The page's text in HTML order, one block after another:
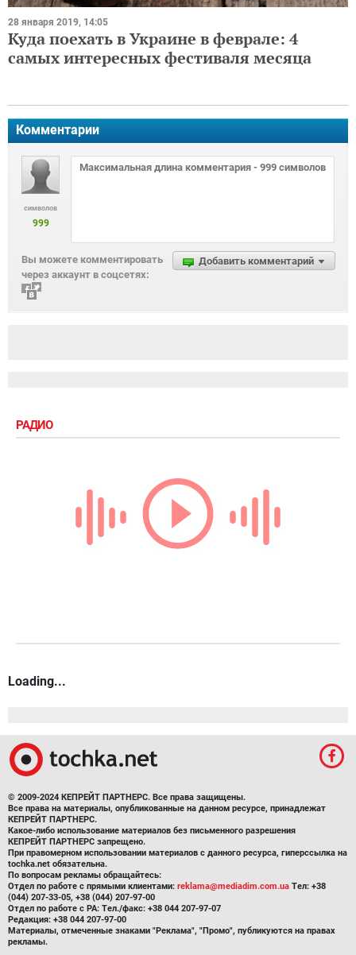
28 января 2019, 14:05
Куда поехать в Украине в феврале: 4
самых интересных фестиваля месяца
Комментарии
символов
999
Добавить комментарий
Вы можете комментировать
через аккаунт в соцсетях:
РАДИО
Loading...
© 2009-2024 КЕПРЕЙТ ПАРТНЕРС. Все права защищены.
Все права на материалы, опубликованные на данном ресурсе, принадлежат
КЕПРЕЙТ ПАРТНЕРС.
Какое-либо использование материалов без письменного разрешения
КЕПРЕЙТ ПАРТНЕРС запрещено.
При правомерном использовании материалов с данного ресурса, гиперссылка на
tochka.net обязательна.
По вопросам рекламы обращайтесь:
Отдел по работе с прямыми клиентами: reklama@mediadim.com.ua Тел: +38
(044) 207-33-05, +38 (044) 207-97-00
Отдел по работе с РА: Тел./факс: +38 044 207-97-07
Редакция: +38 044 207-97-00
Материалы, отмеченные знаками "Реклама", "Промо", публикуются на правах
рекламы.